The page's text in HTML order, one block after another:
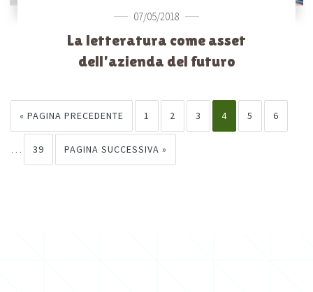
07/05/2018
La letteratura come asset
dell’azienda del futuro
« PAGINA PRECEDENTE 1 2 3 4 5 6
… 39 PAGINA SUCCESSIVA »